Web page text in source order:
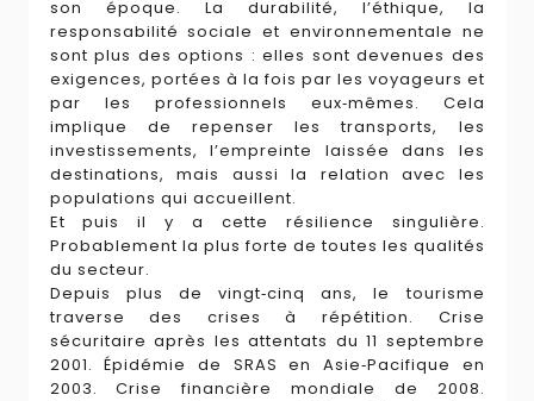
son époque. La durabilité, l’éthique, la
responsabilité sociale et environnementale ne
sont plus des options : elles sont devenues des
exigences, portées à la fois par les voyageurs et
par les professionnels eux‑mêmes. Cela
implique de repenser les transports, les
investissements, l’empreinte laissée dans les
destinations, mais aussi la relation avec les
populations qui accueillent.
Et puis il y a cette résilience singulière.
Probablement la plus forte de toutes les qualités
du secteur.
Depuis plus de vingt‑cinq ans, le tourisme
traverse des crises à répétition. Crise
sécuritaire après les attentats du 11 septembre
2001. Épidémie de SRAS en Asie‑Pacifique en
2003. Crise financière mondiale de 2008.